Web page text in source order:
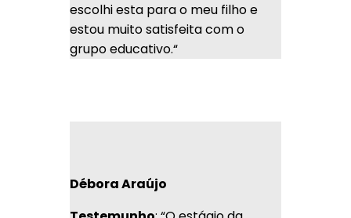
escolhi esta para o meu filho e
estou muito satisfeita com o
grupo educativo.“
Débora Araújo